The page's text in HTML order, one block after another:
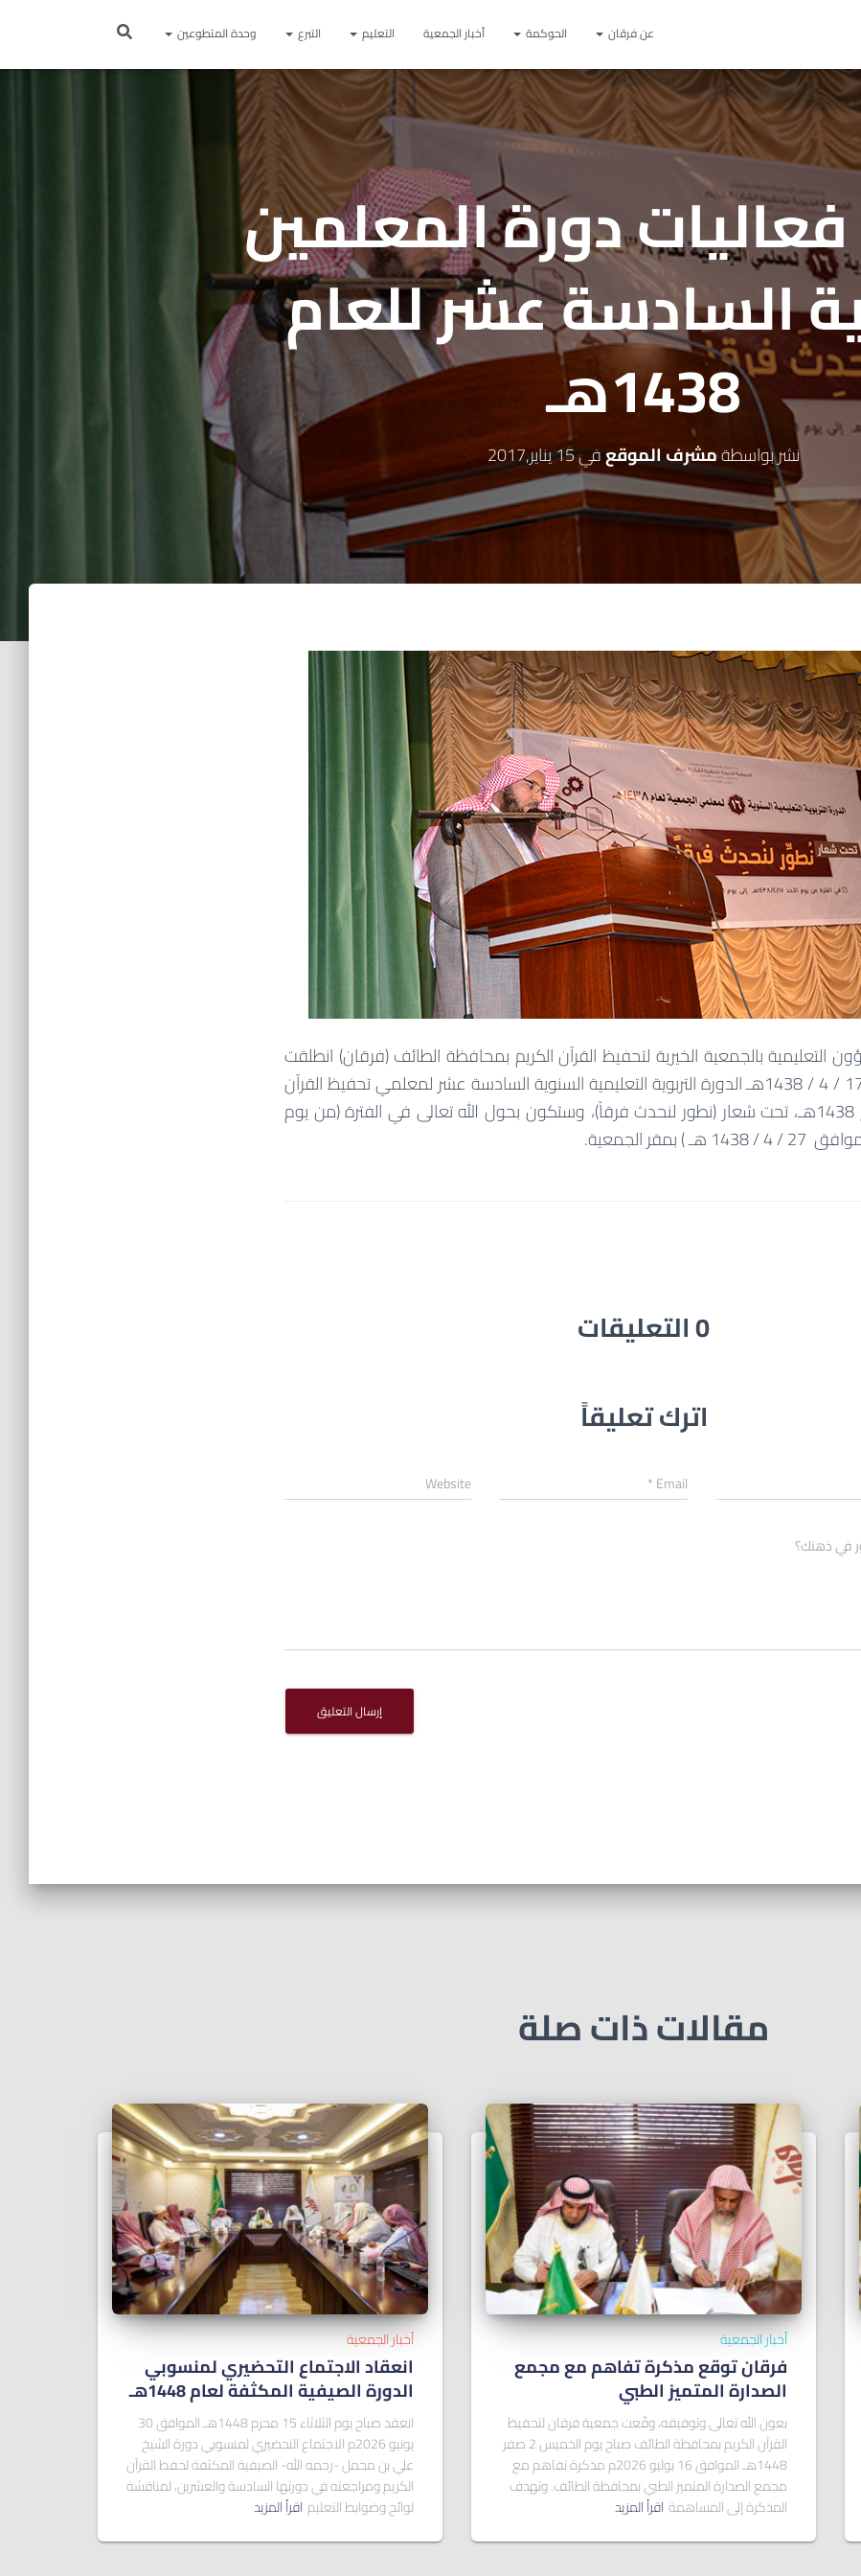
عن فرقان الحوكمة أخبار الجمعية التعليم التبرع وحدة المتطوعين
دورة المعلمين
السادسة عشر للعام
1438هـ
نشر بواسطةمشرف الموقعفي15 يناير,2017
التعليمية بالجمعية الخيرية لتحفيظ القرآن الكريم بمحافظة الطائف (فرقان) انطلقت
اليوم الأحد الموافق 17 / 4 / 1438هـ الدورة التربوية التعليمية السنوية السادسة عشر لمعلمي تحفيظ القرآن
الكريم بالجمعية للعام 1438هـ، تحت شعار (نطور لنحدث فرقاً)، وستكون بحول الله تعالى في الفترة (من يوم
0 التعليقات
اترك تعليقاً
Email
*
Website
في ذهنك؟
مقالات ذات صلة
أخبار الجمعية
فرقان توقع مذكرة تفاهم مع مجمع
الصدارة المتميز الطبي
بعون الله تعالى وتوفيقه، وقّعت جمعية فرقان لتحفيظ
القرآن الكريم بمحافظة الطائف صباح يوم الخميس 2 صفر
1448هـ الموافق 16 يوليو 2026م مذكرة تفاهم مع
مجمع الصدارة المتميز الطبي بمحافظة الطائف. وتهدف
المذكرة إلى المساهمة اقرأ المزيد
أخبار الجمعية
انعقاد الاجتماع التحضيري لمنسوبي
الدورة الصيفية المكثفة لعام 1448هـ
انعقد صباح يوم الثلاثاء 15 محرم 1448هـ الموافق 30
يونيو 2026م الاجتماع التحضيري لمنسوبي دورة الشيخ
علي بن محمل -رحمه الله- الصيفية المكثفة لحفظ القرآن
الكريم ومراجعته في دورتها السادسة والعشرين، لمناقشة
لوائح وضوابط التعليم اقرأ المزيد